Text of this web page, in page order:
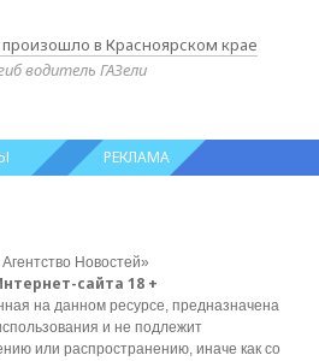
в Красноярском крае
водитель ГАЗели
РЕКЛАМА
Новостей»
сайта 18 +
на данном ресурсе, предназначена
и не подлежит
или распространению, иначе как со